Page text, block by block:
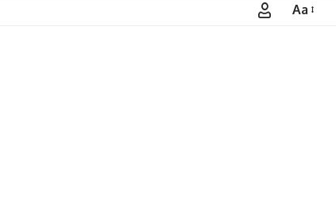
Font
Aa